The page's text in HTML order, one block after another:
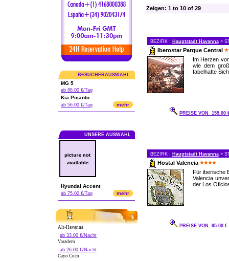
BESUCHERAUSWAHL
MG 5
ab 88.00 €/Tag
Kia Picanto
ab 56.00 €/Tag mehr
UNSERE AUSWAHL
Hyundai Accent
ab 75.00 €/Tag mehr
Alt-Havanna
ab 33.00 €/Nacht
Varadero
ab 26.00 €/Nacht
Cayo Coco
Zeigen: 1 to 10 of 29
BEZIRK : Hauptstadt Havanna>
Iberostar Parque Central
Im Herzen
wie dem
fabelhafte
PREISE VON 155.00
BEZIRK : Hauptstadt Havanna>
Hostal Valencia
Für iberische
Valencia
der Los
PREISE VON 95.00